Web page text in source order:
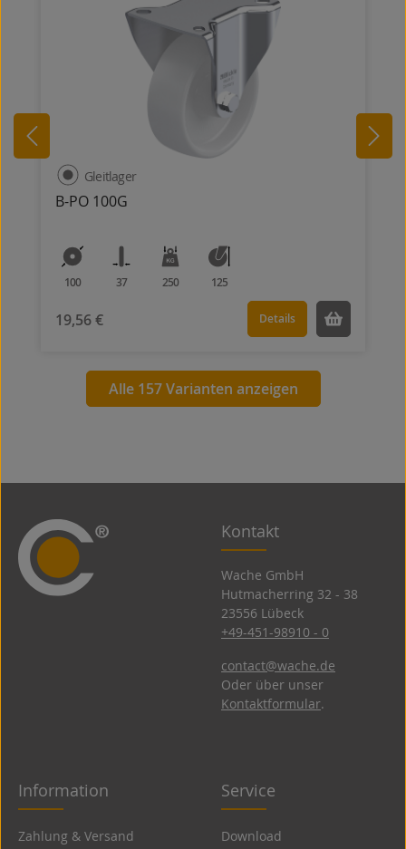
B-PO 100G
Gleitlager
100 37 250 125
19,56 € Details
Alle 157 Varianten anzeigen
Kontakt
Wache GmbH
Hutmacherring 32 ­- 38
23556 Lübeck
+49-451-98910 - 0
contact@wache.de
Oder über unser
Kontaktformular.
Information
Zahlung & Versand
Service
Download